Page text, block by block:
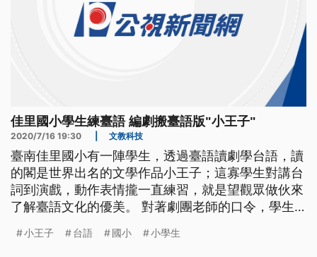
佳里國小學生練臺語 編劇搬臺語版"小王子"
2020/7/16 19:30 文教科技
臺南佳里國小有一陣學生，透過臺語讀劇學台語，讀
的閣是世界出名的文學作品小王子；這寡學生對講台
詞到演戲，動作表情攏一直練習，就是望觀眾做伙來
了解臺語文化的優美。 對著劇團老師的口令，學生
小王子是世界知名的文學作品，佳里國小這12位學生
小王子 台語 國小 小學生